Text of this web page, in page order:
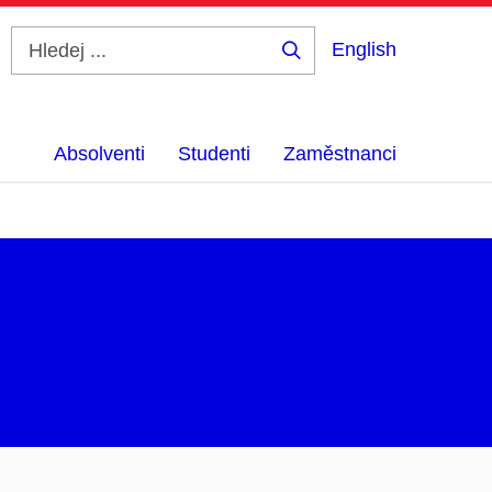
English
Absolventi Studenti Zaměstnanci